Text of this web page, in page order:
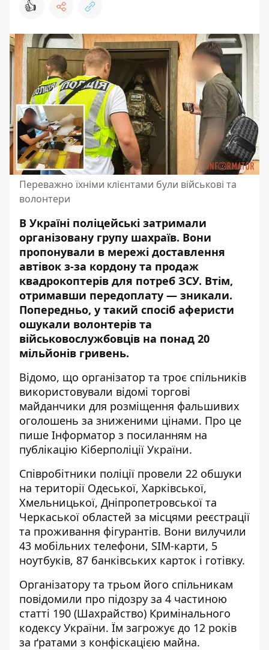
👍
Переважно їхніми клієнтами були військові та
волонтери
В Україні поліцейські затримали
організовану групу шахраїв. Вони
пропонували в мережі доставлення
автівок з-за кордону та продаж
квадрокоптерів для потреб ЗСУ. Втім,
отримавши передоплату — зникали.
Попередньо, у такий спосіб аферисти
ошукали волонтерів та
військовослужбовців на понад 20
мільйонів гривень.
Відомо, що організатор та троє спільників
використовували відомі торгові
майданчики для розміщення фальшивих
оголошень за зниженими цінами. Про це
пише Інформатор з посиланням на
публікацію Кіберполіції України.
Співробітники поліції провели 22 обшуки
на території Одеської, Харківської,
Хмельницької, Дніпропетровської та
Черкаської областей за місцями реєстрації
та проживання фігурантів. Вони вилучили
43 мобільних телефони, SIM-карти, 5
ноутбуків, 87 банківських карток і готівку.
Організатору та трьом його спільникам
повідомили про підозру за 4 частиною
статті 190 (Шахрайство) Кримінального
кодексу України. Їм загрожує до 12 років
за ґратами з конфіскацією майна.